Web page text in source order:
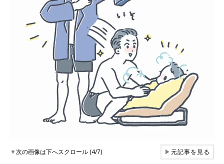
▼次の画像は下へスクロール (4/7) ▶元記事を見る